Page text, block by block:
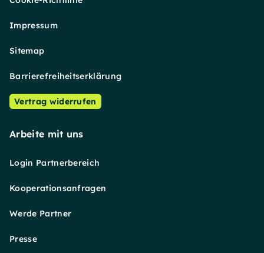
Impressum
Sitemap
Barrierefreiheitserklärung
Vertrag widerrufen
Arbeite mit uns
Login Partnerbereich
Kooperationsanfragen
Werde Partner
Presse